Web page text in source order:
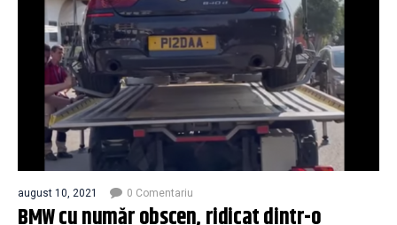
august 10, 2021 0 Comentariu
BMW cu număr obscen, ridicat dintr-o